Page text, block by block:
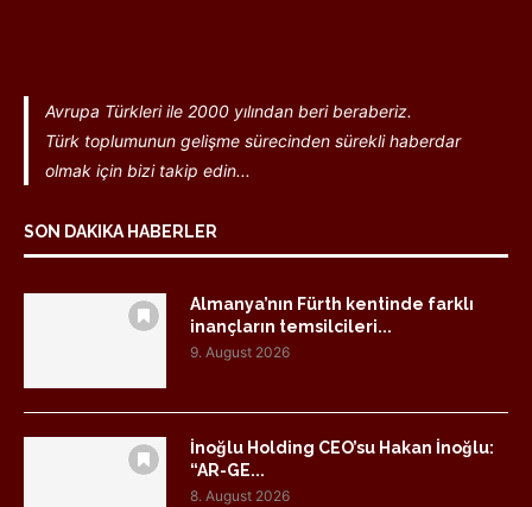
Avrupa Türkleri ile 2000 yılından beri beraberiz.
Türk toplumunun gelişme sürecinden sürekli haberdar
olmak için bizi takip edin...
SON DAKIKA HABERLER
Almanya’nın Fürth kentinde farklı
inançların temsilcileri...
9. August 2026
İnoğlu Holding CEO’su Hakan İnoğlu:
“AR-GE...
8. August 2026